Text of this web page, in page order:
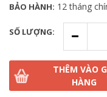
BẢO HÀNH: 12 tháng
SỐ LƯỢNG:
THÊM VÀO
HÀNG